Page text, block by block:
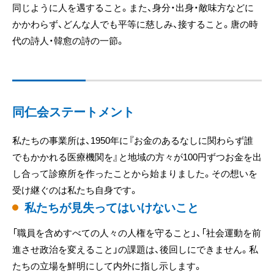
同じように人を遇すること。また、身分・出身・敵味方などに
かかわらず、どんな人でも平等に慈しみ、接すること。唐の時
代の詩人・韓愈の詩の一節。
同仁会ステートメント
私たちの事業所は、1950年に『お金のあるなしに関わらず誰
でもかかれる医療機関を』と地域の方々が100円ずつお金を出
し合って診療所を作ったことから始まりました。その想いを
受け継ぐのは私たち自身です。
私たちが見失ってはいけないこと
「職員を含めすべての人々の人権を守ること」、「社会運動を前
進させ政治を変えること」の課題は、後回しにできません。私
たちの立場を鮮明にして内外に指し示します。